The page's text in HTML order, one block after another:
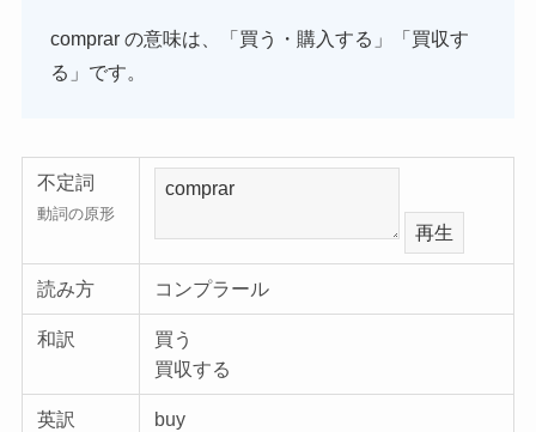
comprar の意味は、「買う・購入する」「買収す
る」です。
不定詞
動詞の原形
再生
読み方 コンプラール
和訳
買う
買収する
英訳 buy